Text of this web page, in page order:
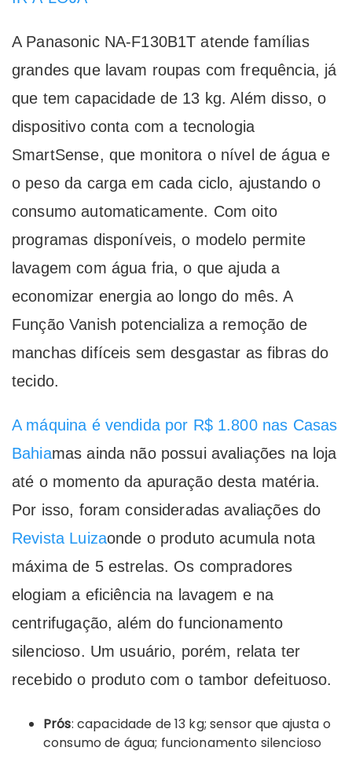
A Panasonic NA-F130B1T atende famílias
grandes que lavam roupas com frequência, já
que tem capacidade de 13 kg. Além disso, o
dispositivo conta com a tecnologia
SmartSense, que monitora o nível de água e
o peso da carga em cada ciclo, ajustando o
consumo automaticamente. Com oito
programas disponíveis, o modelo permite
lavagem com água fria, o que ajuda a
economizar energia ao longo do mês. A
Função Vanish potencializa a remoção de
manchas difíceis sem desgastar as fibras do
tecido.
A máquina é vendida por R$ 1.800 nas Casas
Bahiamas ainda não possui avaliações na loja
até o momento da apuração desta matéria.
Por isso, foram consideradas avaliações do
Revista Luizaonde o produto acumula nota
máxima de 5 estrelas. Os compradores
elogiam a eficiência na lavagem e na
centrifugação, além do funcionamento
silencioso. Um usuário, porém, relata ter
recebido o produto com o tambor defeituoso.
Prós: capacidade de 13 kg; sensor que ajusta o
consumo de água; funcionamento silencioso